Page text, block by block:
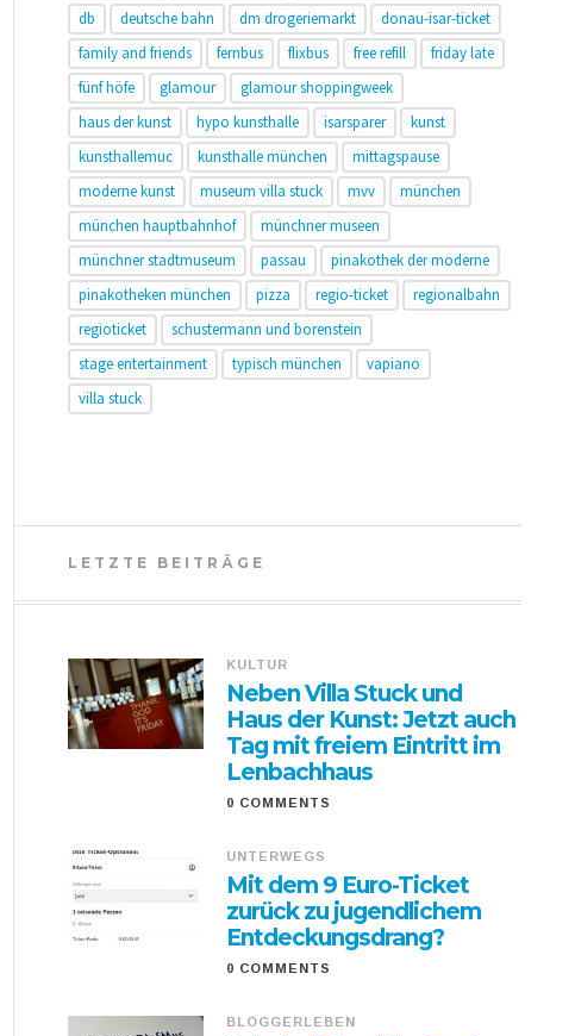
db
deutsche bahn dm drogeriemarkt
donau-isar-ticket
family and friends
fernbus flixbus free refill
friday late
fünf höfe
glamour
glamour shoppingweek
haus der kunst
hypo kunsthalle isarsparer
kunst
kunsthallemuc
kunsthalle münchen
mittagspause
moderne kunst
museum villa stuck mvv
münchen
münchen hauptbahnhof
münchner museen
münchner stadtmuseum
passau
pinakothek der moderne
pinakotheken münchen
pizza regio-ticket
regionalbahn
regioticket
schustermann und borenstein
stage entertainment
typisch münchen
vapiano
villa stuck
LETZTE BEITRÄGE
KULTUR
Neben Villa Stuck und
Haus der Kunst: Jetzt auch
Tag mit freiem Eintritt im
Lenbachhaus
0 COMMENTS
UNTERWEGS
Mit dem 9 Euro-Ticket
zurück zu jugendlichem
Entdeckungsdrang?
0 COMMENTS
BLOGGERLEBEN